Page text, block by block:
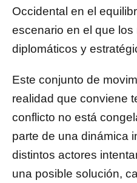
Occidental en el
escenario en el que los
diplomáticos y
Este conjunto de
realidad que conviene
conflicto no está
parte de una dinámica
distintos actores
una posible solución,